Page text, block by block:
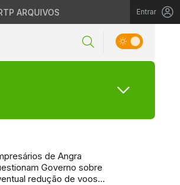
ARQUIVOS Entrar
de Angra
Governo sobre
redução de voos